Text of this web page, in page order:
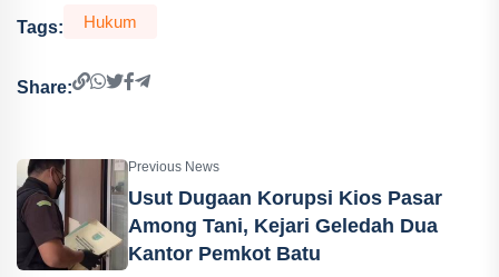
Tags: Hukum
Share:
Previous News
Usut Dugaan Korupsi Kios Pasar
Among Tani, Kejari Geledah Dua
Kantor Pemkot Batu